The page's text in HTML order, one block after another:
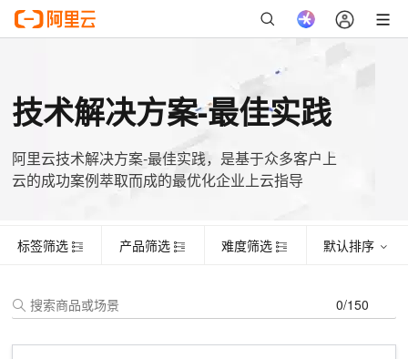
技术解决方案-最佳实践
阿里云技术解决方案-最佳实践，是基于众多客户上
云的成功案例萃取而成的最优化企业上云指导
标签筛选 产品筛选 难度筛选 默认排序
0/150
标签筛选 难度筛选 默认排序
书名称 主题 姓名 手机号 起始时间 有效期